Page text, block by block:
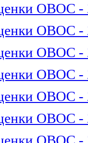
ОВОС -
ОВОС -
ОВОС -
ОВОС -
ОВОС -
ОВОС -